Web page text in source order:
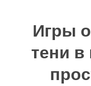
Игры
тени в